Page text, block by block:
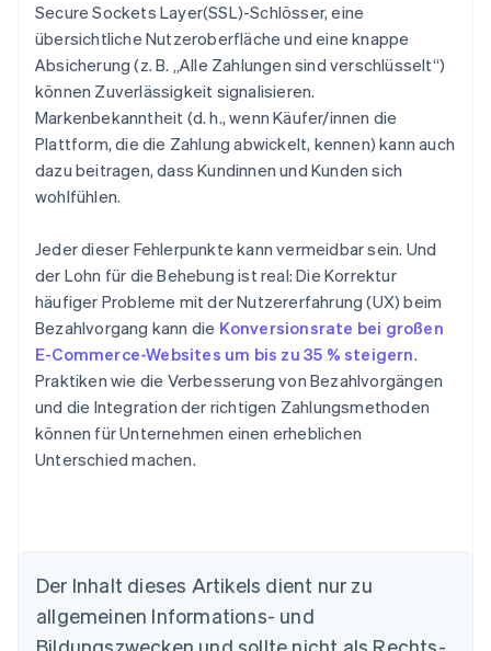
Secure Sockets Layer(SSL)-Schlösser, eine
übersichtliche Nutzeroberfläche und eine knappe
Absicherung (z. B. „Alle Zahlungen sind verschlüsselt“)
können Zuverlässigkeit signalisieren.
Markenbekanntheit (d. h., wenn Käufer/innen die
Plattform, die die Zahlung abwickelt, kennen) kann auch
dazu beitragen, dass Kundinnen und Kunden sich
wohlfühlen.
Jeder dieser Fehlerpunkte kann vermeidbar sein. Und
der Lohn für die Behebung ist real: Die Korrektur
häufiger Probleme mit der Nutzererfahrung (UX) beim
Bezahlvorgang kann die Konversionsrate bei großen
E-Commerce-Websites um bis zu 35 % steigern.
Praktiken wie die Verbesserung von Bezahlvorgängen
und die Integration der richtigen Zahlungsmethoden
können für Unternehmen einen erheblichen
Unterschied machen.
Der Inhalt dieses Artikels dient nur zu
allgemeinen Informations- und